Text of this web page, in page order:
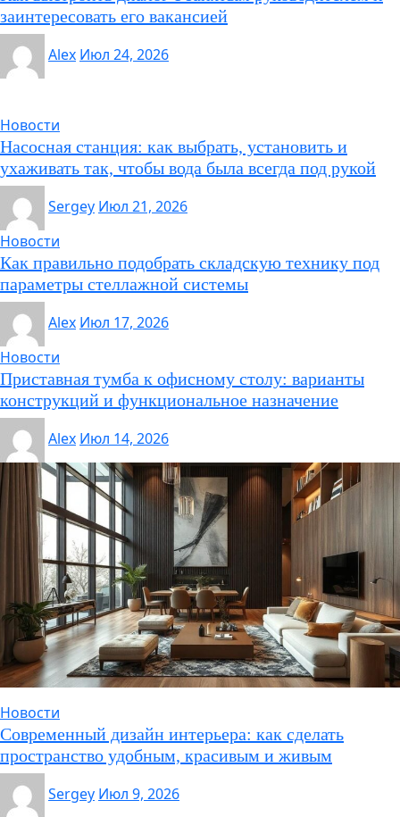
заинтересовать его вакансией
Alex Июл 24, 2026
Новости
Насосная станция: как выбрать, установить и
ухаживать так, чтобы вода была всегда под рукой
Sergey Июл 21, 2026
Новости
Как правильно подобрать складскую технику под
параметры стеллажной системы
Alex Июл 17, 2026
Новости
Приставная тумба к офисному столу: варианты
конструкций и функциональное назначение
Alex Июл 14, 2026
Новости
Современный дизайн интерьера: как сделать
пространство удобным, красивым и живым
Sergey Июл 9, 2026